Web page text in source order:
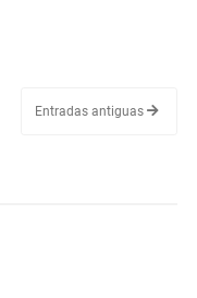
Entradas antiguas